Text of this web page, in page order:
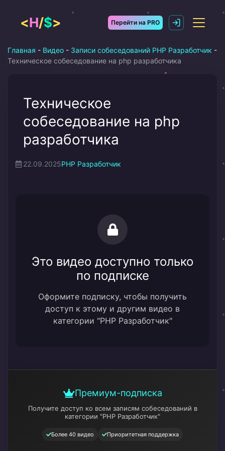
содержимому
<H/$> Перейти на PRO
Главная - Видео - Записи собеседований PHP Разработчик -
Техническое собеседование на php разработчика
Техническое
собеседование на php
разработчика
22.09.2025PHP Разработчик
Это видео доступно только
по подписке
Оформите подписку, чтобы получить
доступ к этому и другим видео в
категории "PHP Разработчик"
Премиум-подписка
Получите доступ ко всем записям собеседований в
категории "PHP Разработчик"
Более 40 видео Приоритетная поддержка